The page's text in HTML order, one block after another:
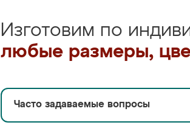
Изготовим по
любые размеры,
Часто задаваемые вопросы